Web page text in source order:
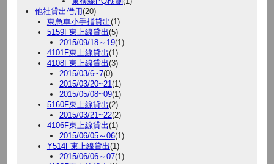
他社貸出借用(20)
東急車小手指貸出(1)
5159F東上線貸出(5)
2015/09/18～19(1)
4101F東上線貸出(1)
4108F東上線貸出(3)
2015/03/6~7(0)
2015/03/20~21 (1)
2015/05/08~09(1)
5160F東上線貸出(2)
2015/03/21~22(2)
4106F東上線貸出(1)
2015/06/05～06(1)
Y514F東上線貸出(1)
2015/06/06～07(1)